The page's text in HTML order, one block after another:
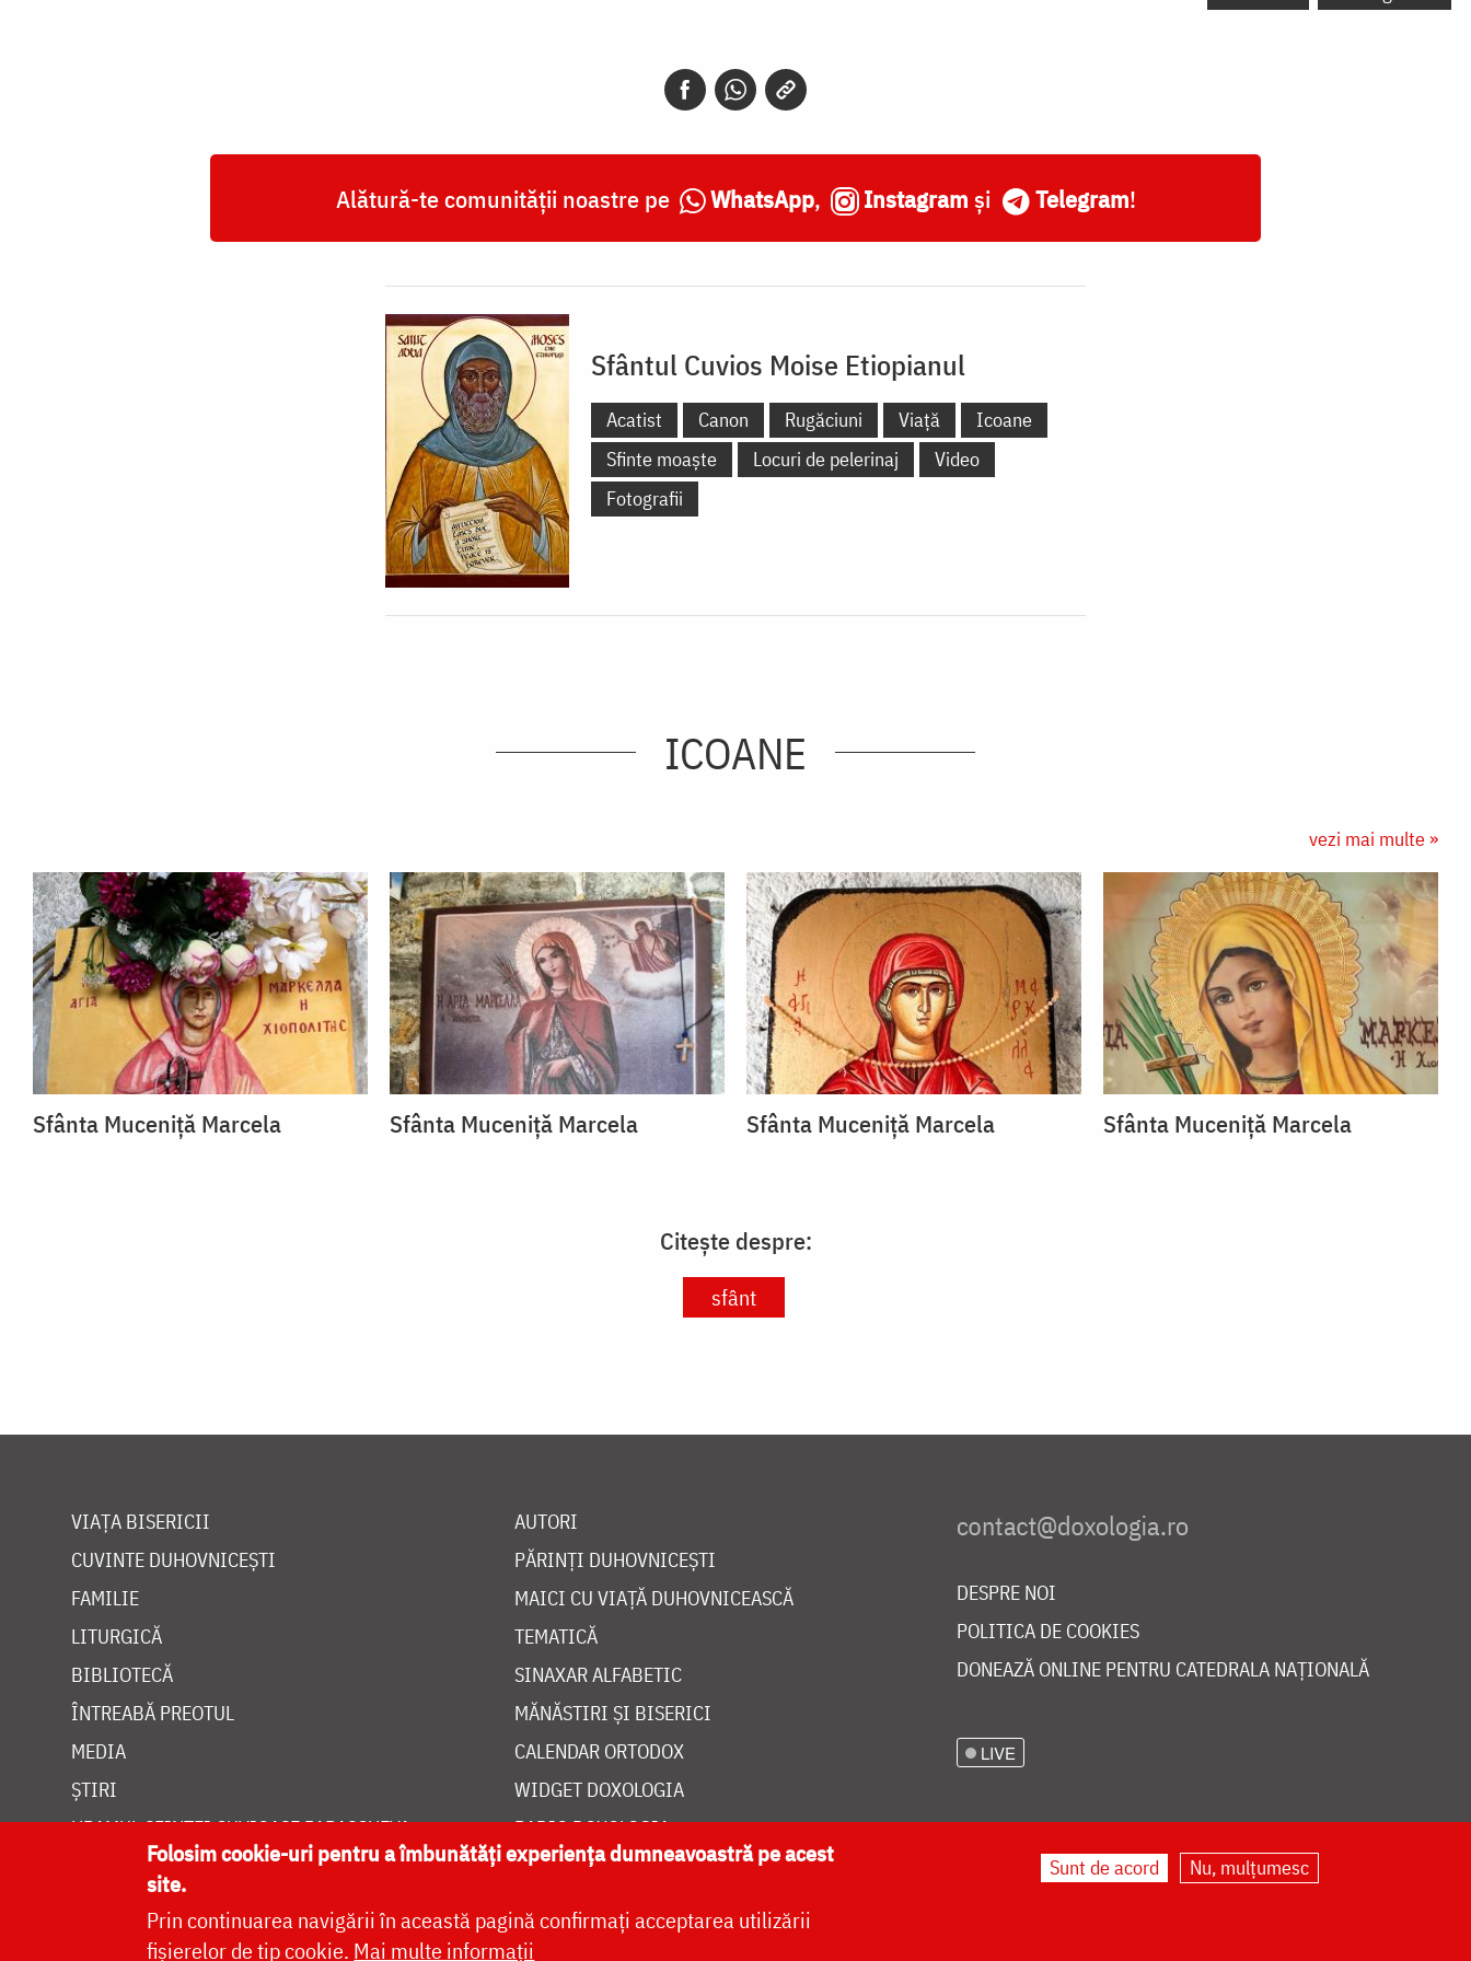
Alătură-te comunității noastre pe WhatsApp, Instagram și Telegram!
Sfântul Cuvios Moise Etiopianul
Acatist Canon Rugăciuni Viață
Icoane
Sfinte moaște
Locuri de pelerinaj
Video
Fotografii
ICOANE
vezi mai multe »
Sfânta Muceniță Marcela Sfânta Muceniță Marcela Sfânta Muceniță Marcela Sfânta Muceniță Marcela
Citește despre:
sfânt
VIAȚA BISERICII
CUVINTE DUHOVNICEȘTI
FAMILIE
LITURGICĂ
BIBLIOTECĂ
ÎNTREABĂ PREOTUL
MEDIA
ȘTIRI
HRAMUL SFINTEI CUVIOASE PARASCHEVA
AUTORI
PĂRINȚI DUHOVNICEȘTI
MAICI CU VIAȚĂ DUHOVNICEASCĂ
TEMATICĂ
SINAXAR ALFABETIC
MĂNĂSTIRI ȘI BISERICI
CALENDAR ORTODOX
WIDGET DOXOLOGIA
RADIO DOXOLOGIA
DESPRE NOI
POLITICA DE COOKIES
DONEAZĂ ONLINE PENTRU CATEDRALA NAȚIONALĂ
LIVE
Folosim cookie-uri pentru a îmbunătăți experiența dumneavoastră pe acest
site.
Prin continuarea navigării în această pagină confirmați acceptarea utilizării
fișierelor de tip cookie. Mai multe informații
Sunt de acord Nu, mulțumesc